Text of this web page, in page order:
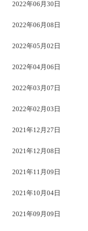
2022年06月30日
2022年06月08日
2022年05月02日
2022年04月06日
2022年03月07日
2022年02月03日
2021年12月27日
2021年12月08日
2021年11月09日
2021年10月04日
2021年09月09日